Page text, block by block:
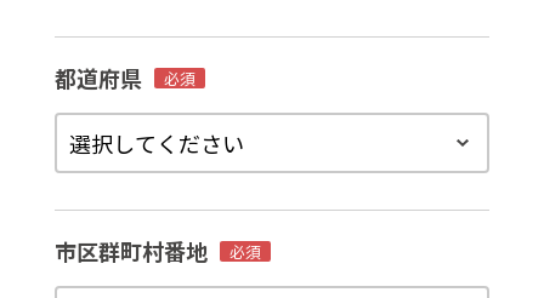
都道府県 必須
市区群町村番地 必須